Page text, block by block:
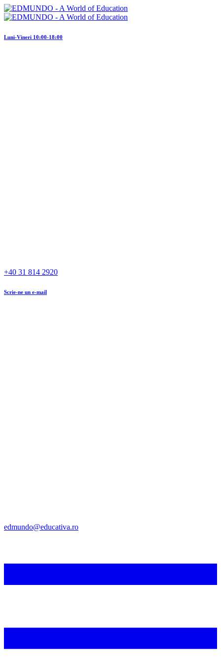
Luni-Vineri 10:00-18:00
+40 31 814 2920
Scrie-ne un e-mail
edmundo@educativa.ro